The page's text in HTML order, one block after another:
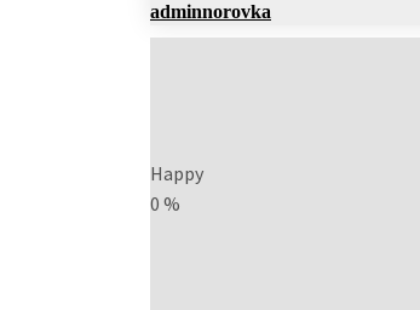
adminnorovka
Happy
0 %